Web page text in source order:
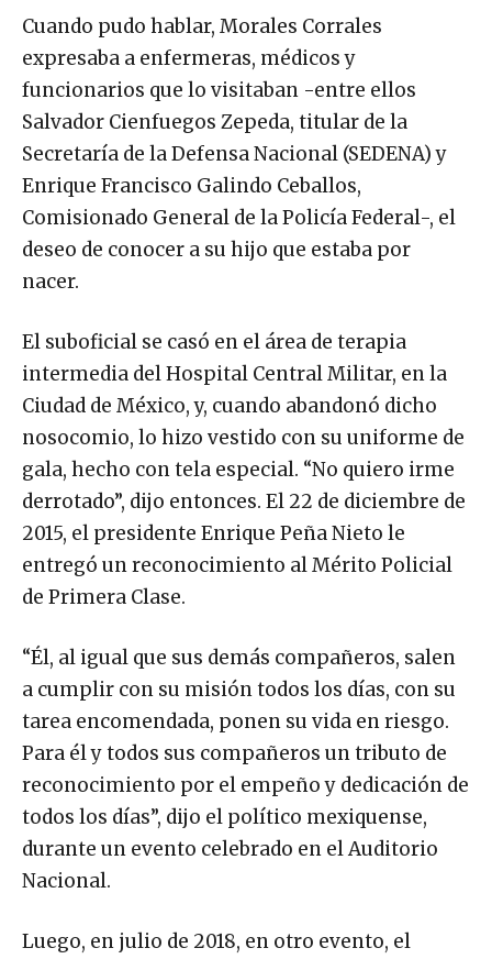
Cuando pudo hablar, Morales Corrales
expresaba a enfermeras, médicos y
funcionarios que lo visitaban -entre ellos
Salvador Cienfuegos Zepeda, titular de la
Secretaría de la Defensa Nacional (SEDENA) y
Enrique Francisco Galindo Ceballos,
Comisionado General de la Policía Federal-, el
deseo de conocer a su hijo que estaba por
nacer.
El suboficial se casó en el área de terapia
intermedia del Hospital Central Militar, en la
Ciudad de México, y, cuando abandonó dicho
nosocomio, lo hizo vestido con su uniforme de
gala, hecho con tela especial. “No quiero irme
derrotado”, dijo entonces. El 22 de diciembre de
2015, el presidente Enrique Peña Nieto le
entregó un reconocimiento al Mérito Policial
de Primera Clase.
“Él, al igual que sus demás compañeros, salen
a cumplir con su misión todos los días, con su
tarea encomendada, ponen su vida en riesgo.
Para él y todos sus compañeros un tributo de
reconocimiento por el empeño y dedicación de
todos los días”, dijo el político mexiquense,
durante un evento celebrado en el Auditorio
Nacional.
Luego, en julio de 2018, en otro evento, el